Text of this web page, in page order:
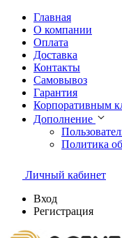
Главная
О компании
Оплата
Доставка
Контакты
Самовывоз
Гарантия
Корпоративным
Дополнение
Политика
Личный кабинет
Вход
Регистрация